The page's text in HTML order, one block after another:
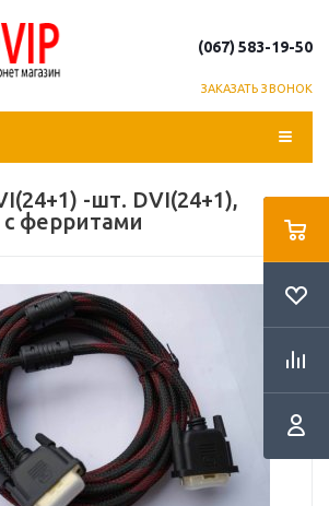
(067) 583-19-50
ЗАКАЗАТЬ ЗВОНОК
-шт. DVI(24+1),
с ферритами